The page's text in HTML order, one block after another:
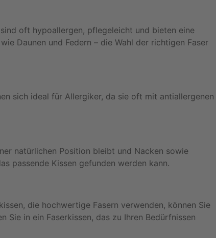
oft hypoallergen, pflegeleicht und bieten eine
Daunen und Federn – die Wahl der richtigen Faser
sich ideal für Allergiker, da sie oft mit antiallergenen
natürlichen Position bleibt und Nacken sowie
passende Kissen gefunden werden kann.
die hochwertige Fasern verwenden, können Sie
in ein Faserkissen, das zu Ihren Bedürfnissen